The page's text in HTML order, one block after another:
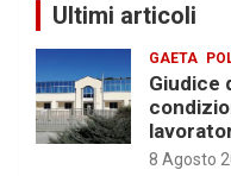
Ultimi articoli
GAETA
Giudice
8 Agosto